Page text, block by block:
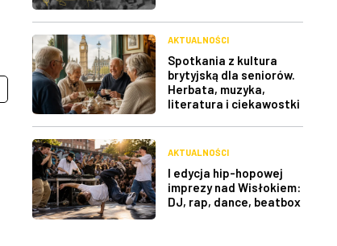
AKTUALNOŚCI
Spotkania z kultura
brytyjską dla seniorów.
Herbata, muzyka,
literatura i ciekawostki
AKTUALNOŚCI
I edycja hip-hopowej
imprezy nad Wisłokiem:
DJ, rap, dance, beatbox